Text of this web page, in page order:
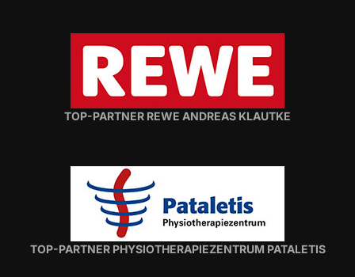
TOP-PARTNER REWE ANDREAS KLAUTKE
TOP-PARTNER PHYSIOTHERAPIEZENTRUM PATALETIS